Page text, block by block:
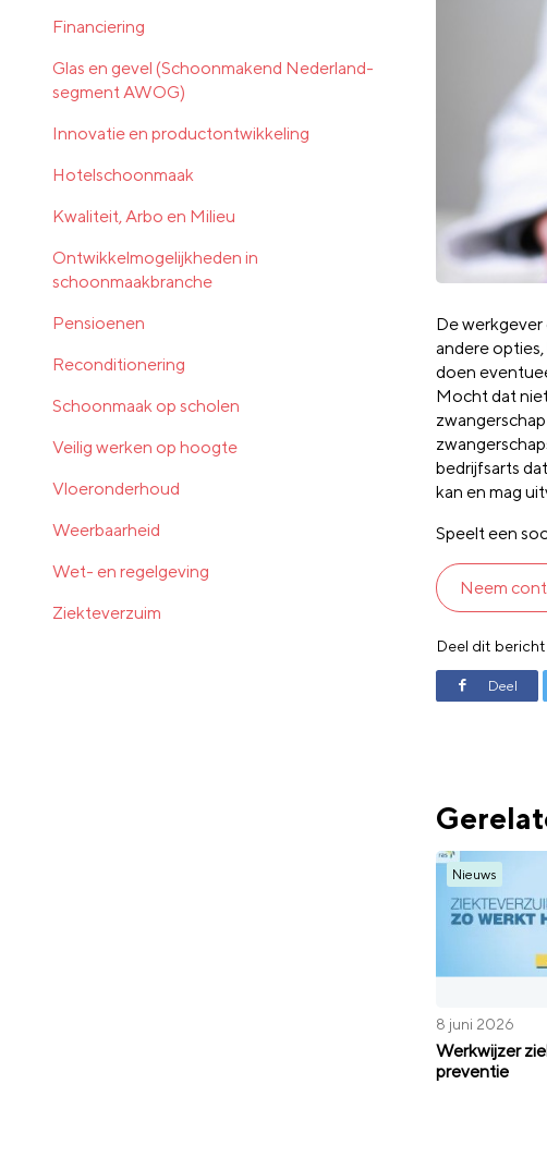
De werkgever
andere
doen
Mocht dat
bedrijfsarts
kan en mag
Speelt een
Neem
Deel dit bericht
Deel
Nieuws
8 juni 2026
Werkwijzer
preventie
Financiering
Glas en gevel (Schoonmakend Nederland-
segment AWOG)
Innovatie en productontwikkeling
Hotelschoonmaak
Kwaliteit, Arbo en Milieu
Ontwikkelmogelijkheden in
schoonmaakbranche
Pensioenen
Reconditionering
Schoonmaak op scholen
Veilig werken op hoogte
Vloeronderhoud
Weerbaarheid
Wet- en regelgeving
Ziekteverzuim